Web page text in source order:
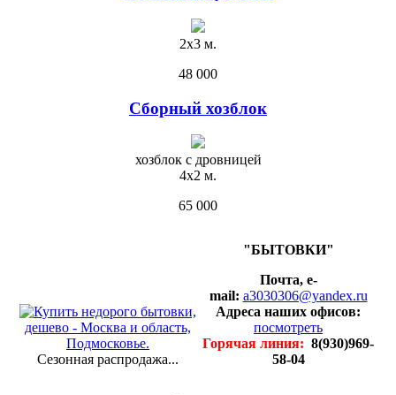
2х3 м.
48 000
Сборный хозблок
хозблок с дровницей
4х2 м.
65 000
Сезонная распродажа...
"БЫТОВКИ"
Почта, e-
mail: a3030306@yandex.ru
Адреса наших офисов:
посмотреть
Горячая линия: 8(930)969-
58-04